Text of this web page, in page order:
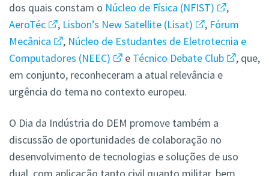
dos quais constam o Núcleo de Física (NFIST)
,
AeroTéc
, Lisbon’s New Satellite (Lisat) , Fórum
Mecânica
, Núcleo de Estudantes de Eletrotecnia e
Computadores (NEEC)
e Técnico Debate Club
, que,
em conjunto, reconheceram a atual relevância e
urgência do tema no contexto europeu.
O Dia da Indústria do DEM promove também a
discussão de oportunidades de colaboração no
desenvolvimento de tecnologias e soluções de uso